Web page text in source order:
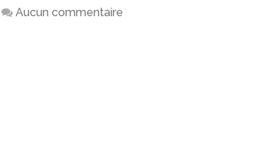
Aucun commentaire